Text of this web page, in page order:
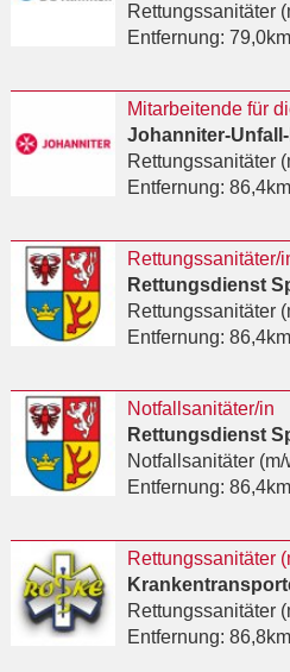
Rettungssanitäter
Entfernung: 79,0km
Rettungssanitäter
Entfernung: 86,4km
Rettungssanitäter/
Rettungsdienst
Rettungssanitäter
Entfernung: 86,4km
Notfallsanitäter/in
Rettungsdienst
Notfallsanitäter (m/
Entfernung: 86,4km
Rettungssanitäter
Entfernung: 86,8km